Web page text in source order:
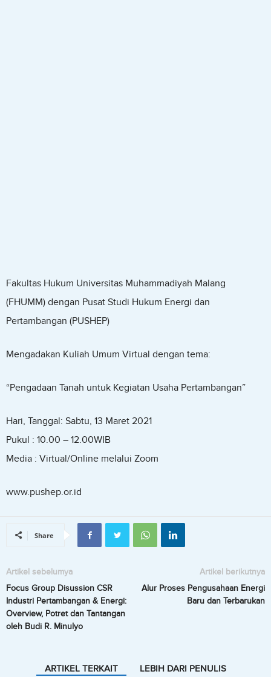
Fakultas Hukum Universitas Muhammadiyah Malang
(FHUMM) dengan Pusat Studi Hukum Energi dan
Pertambangan (PUSHEP)
Mengadakan Kuliah Umum Virtual dengan tema:
“Pengadaan Tanah untuk Kegiatan Usaha Pertambangan”
Hari, Tanggal: Sabtu, 13 Maret 2021
Pukul : 10.00 – 12.00WIB
Media : Virtual/Online melalui Zoom
www.pushep.or.id
Share
Artikel sebelumya
Focus Group Disussion CSR
Industri Pertambangan & Energi:
Overview, Potret dan Tantangan
oleh Budi R. Minulyo
Artikel berikutnya
Alur Proses Pengusahaan Energi
Baru dan Terbarukan
ARTIKEL TERKAIT LEBIH DARI PENULIS